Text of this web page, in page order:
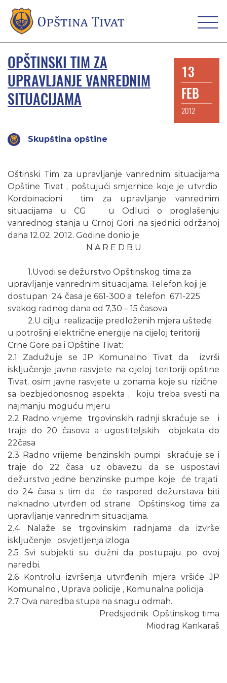
OPŠTINSKI TIM ZA
UPRAVLJANJE VANREDNIM
SITUACIJAMA
13
FEB
2012
Skupština opštine
Oštinski Tim za upravljanje vanrednim situacijama
Opštine Tivat , poštujući smjernice koje je utvrdio
Kordoinacioni tim za upravljanje vanrednim
situacijama u CG u Odluci o proglašenju
vanrednog stanja u Crnoj Gori ,na sjednici održanoj
dana 12.02. 2012. Godine donio je
N A R E D B U
1.Uvodi se dežurstvo Opštinskog tima za
upravljanje vanrednim situacijama. Telefon koji je
dostupan 24 časa je 661-300 a telefon 671-225
svakog radnog dana od 7,30 – 15 časova
2.U cilju realizacije predloženih mjera uštede
u potrošnji električne energije na cijeloj teritoriji
Crne Gore pa i Opštine Tivat:
2.1 Zadužuje se JP Komunalno Tivat da izvrši
isključenje javne rasvjete na cijeloj teritoriji opštine
Tivat, osim javne rasvjete u zonama koje su rizične
sa bezbjedonosnog aspekta , koju treba svesti na
najmanju moguću mjeru
2.2 Radno vrijeme trgovinskih radnji skraćuje se i
traje do 20 časova a ugostiteljskih objekata do
22časa
2.3 Radno vrijeme benzinskih pumpi skraćuje se i
traje do 22 časa uz obavezu da se uspostavi
dežurstvo jedne benzinske pumpe koje će trajati
do 24 časa s tim da će raspored dežurstava biti
naknadno utvrđen od strane Opštinskog tima za
upravljanje vanrednim situacijama.
2.4 Nalaže se trgovinskim radnjama da izvrše
isključenje osvjetljenja izloga
2.5 Svi subjekti su dužni da postupaju po ovoj
naredbi.
2.6 Kontrolu izvršenja utvrđenih mjera vršiće JP
Komunalno , Uprava policije , Komunalna policija .
2.7 Ova naredba stupa na snagu odmah.
Predsjednik Opštinskog tima
Miodrag Kankaraš